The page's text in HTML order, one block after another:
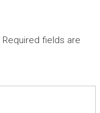
Required fields are